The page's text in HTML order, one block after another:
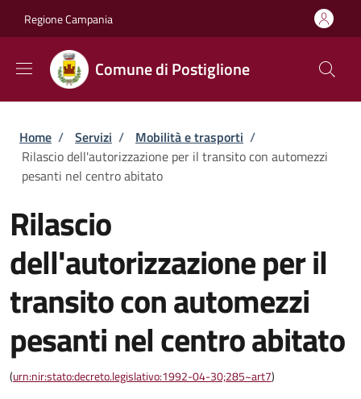
Regione Campania
Comune di Postiglione
Briciole di pane
Home / Servizi / Mobilità e trasporti /
Rilascio dell'autorizzazione per il transito con automezzi
pesanti nel centro abitato
Rilascio
dell'autorizzazione per il
transito con automezzi
pesanti nel centro abitato
(urn:nir:stato:decreto.legislativo:1992-04-30;285~art7)